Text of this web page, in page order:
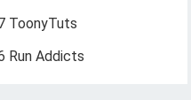
ToonyTuts
Run Addicts